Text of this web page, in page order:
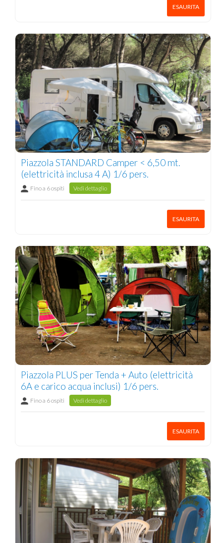
ESAURITA
Piazzola STANDARD Camper < 6,50 mt.
(elettricità inclusa 4 A) 1/6 pers.
Fino a 6 ospiti Vedi dettaglio
ESAURITA
Piazzola PLUS per Tenda + Auto (elettricità
6A e carico acqua inclusi) 1/6 pers.
Fino a 6 ospiti Vedi dettaglio
ESAURITA